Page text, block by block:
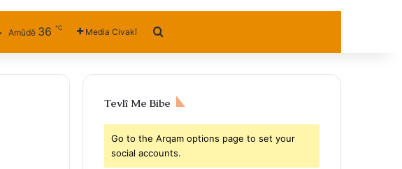
Amûdê 36 ℃ Media Civakî
Tevlî Me Bibe
Go to the Arqam options page to set your
social accounts.